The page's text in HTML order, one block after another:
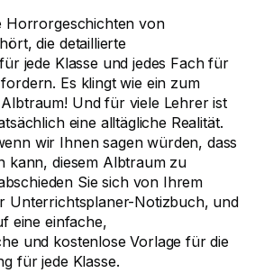
Horrorgeschichten von
die detaillierte
jede Klasse und jedes Fach für
Es klingt wie ein zum
Und für viele Lehrer ist
eine alltägliche Realität.
wir Ihnen sagen würden, dass
kann, diesem Albtraum zu
Sie sich von Ihrem
Unterrichtsplaner-Notizbuch, und
eine einfache,
und kostenlose Vorlage für die
für jede Klasse.